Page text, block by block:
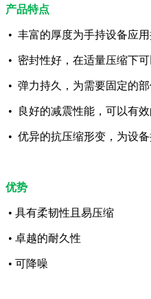
产品特点
• 丰富的厚度为手持设备应
• 密封性好，在适量压缩下
• 弹力持久，为需要固定的
• 良好的减震性能，可以有
• 优异的抗压缩形变，为设
优势
• 具有柔韧性且易压缩
• 卓越的耐久性
• 可降噪